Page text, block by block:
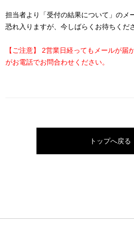
担当者より「受付の結果について」のメ
恐れ入りますが、今しばらくお待ちくだ
【ご注意】 2営業日経ってもメールが届
がお電話でお問合わせください。
トップへ戻る